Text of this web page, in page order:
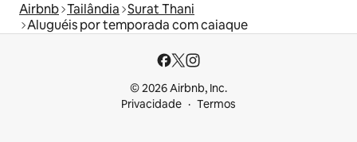
Airbnb Tailândia Surat Thani
Aluguéis por temporada com caiaque
© 2026 Airbnb, Inc.
Privacidade
Termos